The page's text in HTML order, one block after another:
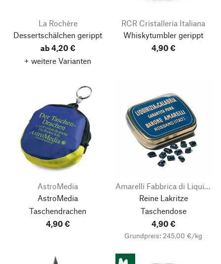
La Rochère
Dessertschälchen gerippt
ab 4,20 €
+ weitere Varianten
RCR Cristalleria Italiana
Whiskytumbler gerippt
4,90 €
AstroMedia
AstroMedia
Taschendrachen
4,90 €
Amarelli Fabbrica di Liquirizia
Reine Lakritze
Taschendose
4,90 €
Grundpreis: 245,00 €/kg